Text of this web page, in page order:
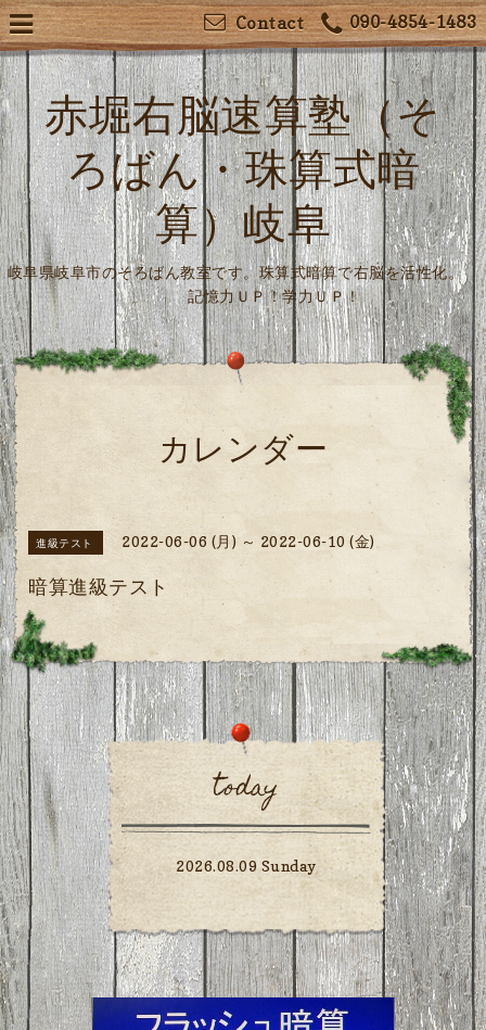
090-4854-1483
Contact
赤堀右脳速算塾（そ
ろばん・珠算式暗
算）岐阜
岐阜県岐阜市のそろばん教室です。珠算式暗算で右脳を活性化。
記憶力ＵＰ！学力ＵＰ！
カレンダー
進級テスト 2022-06-06 (月) ～ 2022-06-10 (金)
暗算進級テスト
today
2026.08.09 Sunday